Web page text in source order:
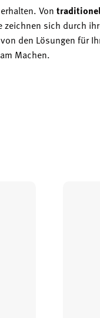
Von
zeichnen sich durch
den Lösungen für
Machen.